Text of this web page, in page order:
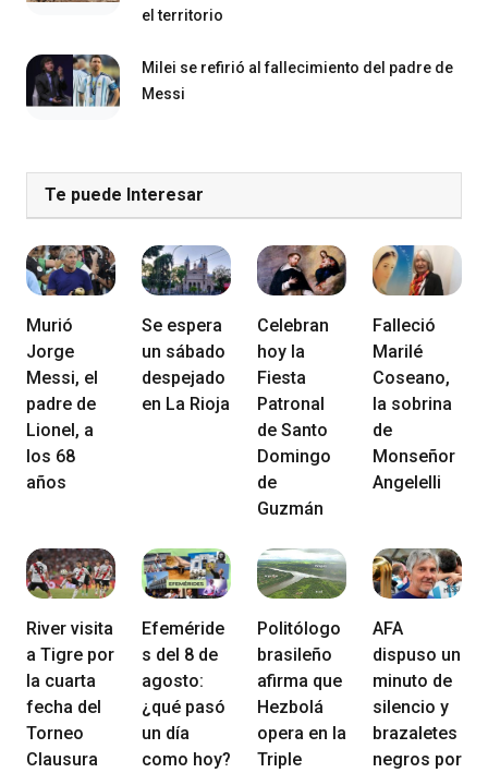
el territorio
Milei se refirió al fallecimiento del padre de
Messi
Te puede Interesar
Murió
Jorge
Messi, el
padre de
Lionel, a
los 68
años
Se espera
un sábado
despejado
en La Rioja
Celebran
hoy la
Fiesta
Patronal
de Santo
Domingo
de
Guzmán
Falleció
Marilé
Coseano,
la sobrina
de
Monseñor
Angelelli
River visita
a Tigre por
la cuarta
fecha del
Torneo
Clausura
Efeméride
s del 8 de
agosto:
¿qué pasó
un día
como hoy?
Politólogo
brasileño
afirma que
Hezbolá
opera en la
Triple
AFA
dispuso un
minuto de
silencio y
brazaletes
negros por